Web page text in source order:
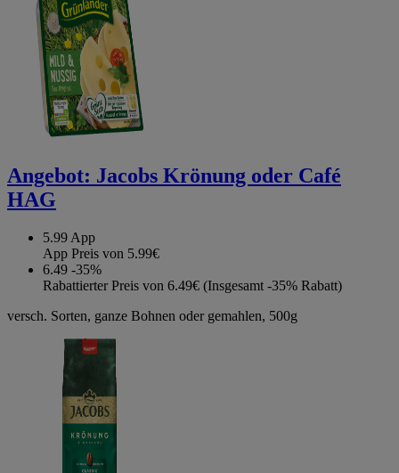
Angebot: Jacobs Krönung oder Café
HAG
5.99 App
App Preis von 5.99€
6.49 -35%
Rabattierter Preis von 6.49€ (Insgesamt -35% Rabatt)
versch. Sorten, ganze Bohnen oder gemahlen, 500g